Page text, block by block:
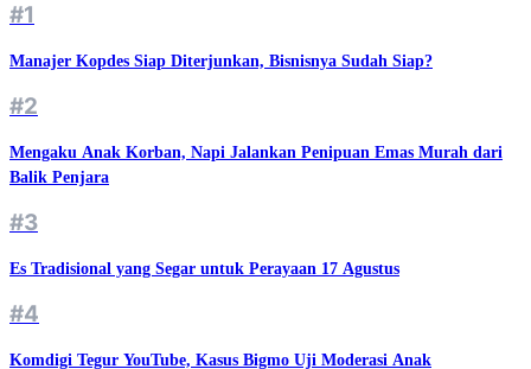
#1
Manajer Kopdes Siap Diterjunkan, Bisnisnya Sudah Siap?
#2
Mengaku Anak Korban, Napi Jalankan Penipuan Emas Murah dari
Balik Penjara
#3
Es Tradisional yang Segar untuk Perayaan 17 Agustus
#4
Komdigi Tegur YouTube, Kasus Bigmo Uji Moderasi Anak